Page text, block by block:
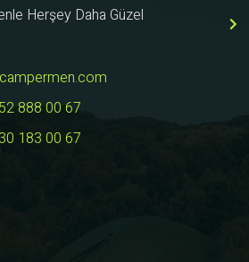
Herşey Daha Güzel
888 00 67
183 00 67